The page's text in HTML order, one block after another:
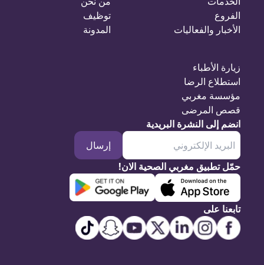
الفروع
الأخبار والفعاليات
توظيف
المدونة
زيارة الأطباء
استطلاع الرضا
مؤسسة مغربي
قصص المرضى
انضم إلى النشرة البريدية
إرسال
حمّل تطبيق مغربي الصحية الان!
تابعنا على